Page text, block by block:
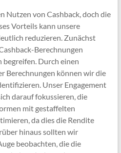
Nutzen von Cashback, doch die
Vorteils kann unsere
reduzieren. Zunächst
Berechnungen
Durch einen
Berechnungen können wir die
Unser Engagement
darauf fokussieren, die
mit gestaffelten
da dies die Rendite
hinaus sollten wir
beobachten, die die